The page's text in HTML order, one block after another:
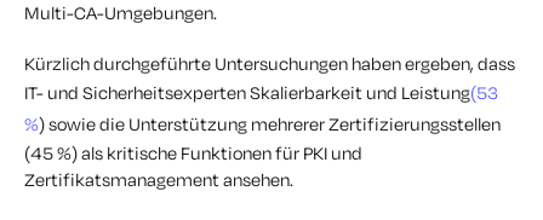
Multi-CA-Umgebungen.
Kürzlich durchgeführte Untersuchungen haben ergeben, dass
IT- und Sicherheitsexperten Skalierbarkeit und Leistung(53
%) sowie die Unterstützung mehrerer Zertifizierungsstellen
(45 %) als kritische Funktionen für PKI und
Zertifikatsmanagement ansehen.